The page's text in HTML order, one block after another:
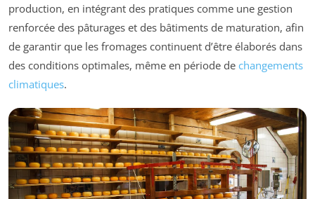
production, en intégrant des pratiques comme une gestion
renforcée des pâturages et des bâtiments de maturation, afin
de garantir que les fromages continuent d’être élaborés dans
des conditions optimales, même en période de changements
climatiques.